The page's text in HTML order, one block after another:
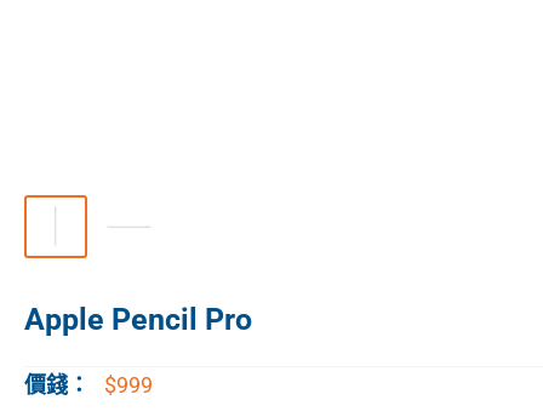
Apple Pencil Pro
價錢： $999